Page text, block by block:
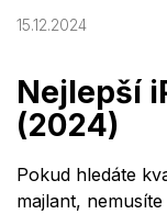
15.12.2024
Nejlepší
(2024)
Pokud hledáte
majlant,